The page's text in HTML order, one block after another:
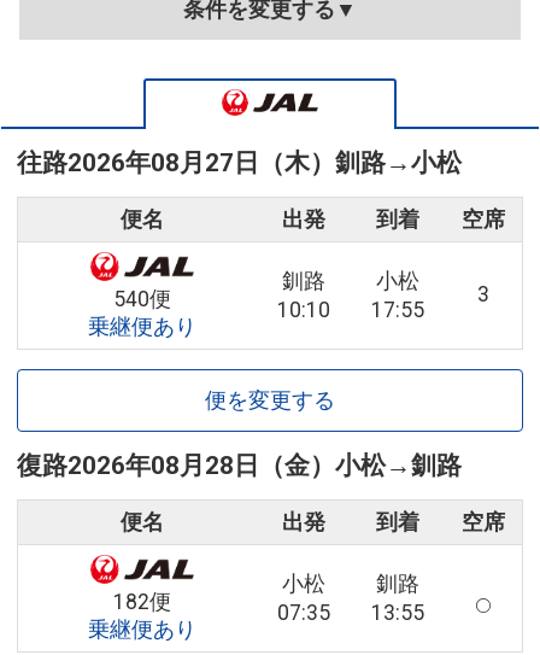
条件を変更する▼
往路2026年08月27日（木） 釧路→小松
便名 出発 到着 空席
540便
乗継便あり
釧路
10:10
小松
17:55
3
便を変更する
復路2026年08月28日（金） 小松→釧路
便名 出発 到着 空席
182便
乗継便あり
小松
07:35
釧路
13:55